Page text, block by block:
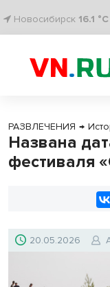
Новосибирск 16.1 °C
РАЗВЛЕЧЕНИЯ →
Названа
фестиваля
20.05.2026